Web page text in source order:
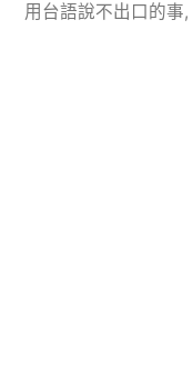
用台語說不出口的事,